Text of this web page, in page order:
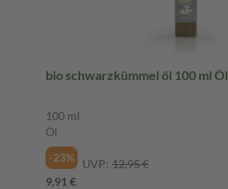
bio schwarzkümmel öl 100 ml Öl
100 ml
Öl
-23%
UVP: 12,95 €
9,91 €